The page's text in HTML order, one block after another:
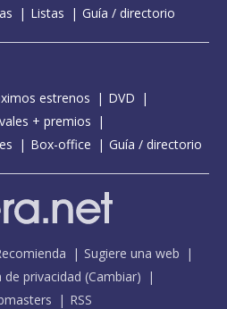
Listas Guía / directorio
estrenos
DVD
+ premios
Box-office Guía / directorio
Sugiere una web
de privacidad (Cambiar)
RSS